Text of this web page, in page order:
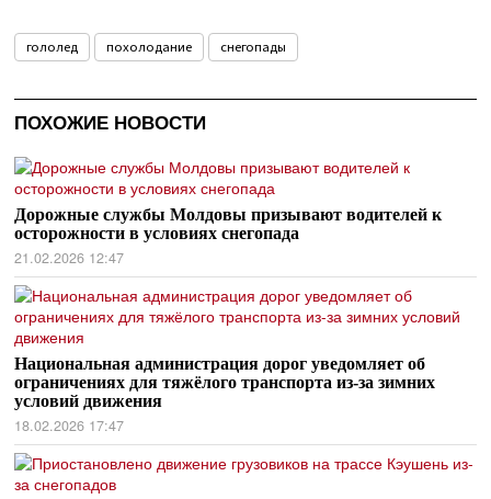
гололед похолодание снегопады
ПОХОЖИЕ НОВОСТИ
Дорожные службы Молдовы призывают водителей к
осторожности в условиях снегопада
21.02.2026 12:47
Национальная администрация дорог уведомляет об
ограничениях для тяжёлого транспорта из-за зимних
условий движения
18.02.2026 17:47